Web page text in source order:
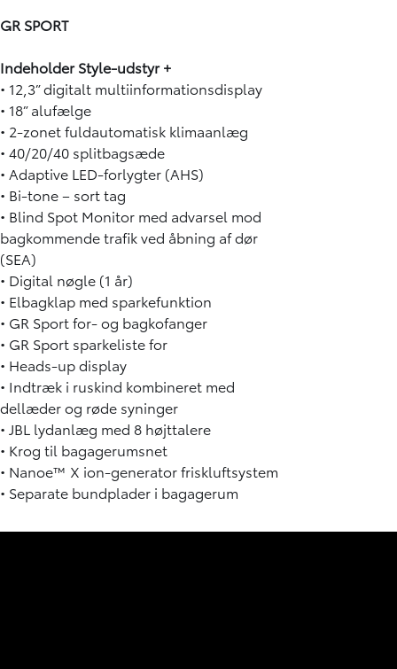
GR SPORT
Indeholder Style-udstyr +
• 12,3” digitalt multiinformationsdisplay
• 18” alufælge
• 2-zonet fuldautomatisk klimaanlæg
• 40/20/40 splitbagsæde
• Adaptive LED-forlygter (AHS)
• Bi-tone – sort tag
• Blind Spot Monitor med advarsel mod
bagkommende trafik ved åbning af dør
(SEA)
• Digital nøgle (1 år)
• Elbagklap med sparkefunktion
• GR Sport for- og bagkofanger
• GR Sport sparkeliste for
• Heads-up display
• Indtræk i ruskind kombineret med
dellæder og røde syninger
• JBL lydanlæg med 8 højttalere
• Krog til bagagerumsnet
• Nanoe™ X ion-generator friskluftsystem
• Separate bundplader i bagagerum